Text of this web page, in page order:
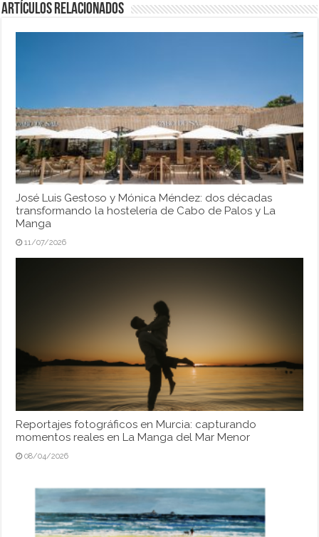
Artículos relacionados
José Luis Gestoso y Mónica Méndez: dos décadas
transformando la hostelería de Cabo de Palos y La
Manga
11/07/2026
Reportajes fotográficos en Murcia: capturando
momentos reales en La Manga del Mar Menor
08/04/2026